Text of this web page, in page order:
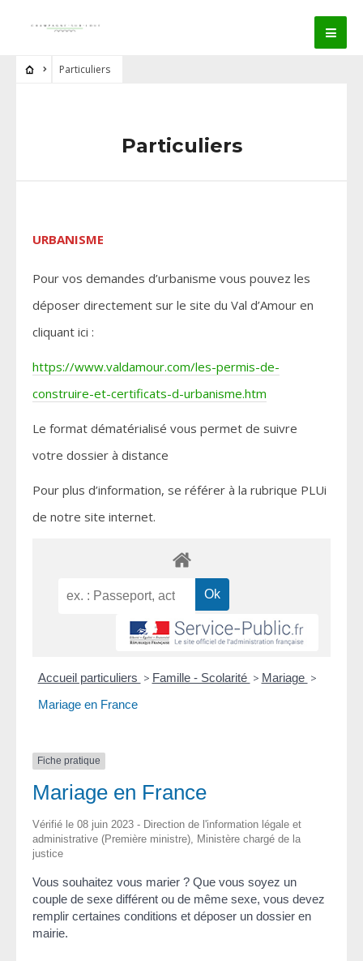
Particuliers
Particuliers
URBANISME
Pour vos demandes d’urbanisme vous pouvez les
déposer directement sur le site du Val d’Amour en
cliquant ici :
https://www.valdamour.com/les-permis-de-
construire-et-certificats-d-urbanisme.htm
Le format dématérialisé vous permet de suivre
votre dossier à distance
Pour plus d’information, se référer à la rubrique PLUi
de notre site internet.
Accueil particuliers > Famille - Scolarité > Mariage >
Mariage en France
Fiche pratique
Mariage en France
Vérifié le 08 juin 2023 - Direction de l'information légale et
administrative (Première ministre), Ministère chargé de la
justice
Vous souhaitez vous marier ? Que vous soyez un
couple de sexe différent ou de même sexe, vous devez
remplir certaines conditions et déposer un dossier en
mairie.